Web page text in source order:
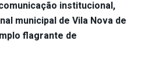
institucional,
municipal de Vila Nova de
flagrante de